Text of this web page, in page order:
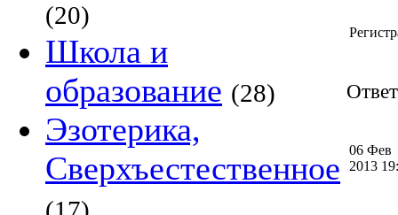
(20)
Школа и
образование (28)
Эзотерика,
Сверхъестественное
06 Фев
2013